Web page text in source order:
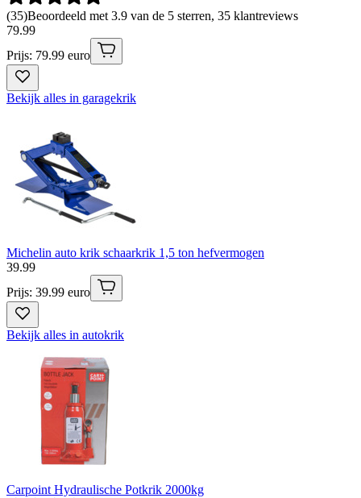
(35)Beoordeeld met 3.9 van de 5 sterren, 35 klantreviews
79.99
Prijs: 79.99 euro
Bekijk alles in garagekrik
Michelin auto krik schaarkrik 1,5 ton hefvermogen
39.99
Prijs: 39.99 euro
Bekijk alles in autokrik
Carpoint Hydraulische Potkrik 2000kg